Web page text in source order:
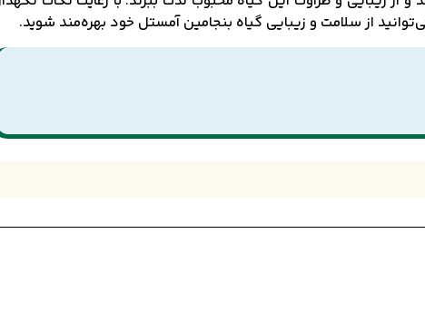
از سلامت و زیبایی گیاه بنجامین آمستل خود بهره‌مند شوید.